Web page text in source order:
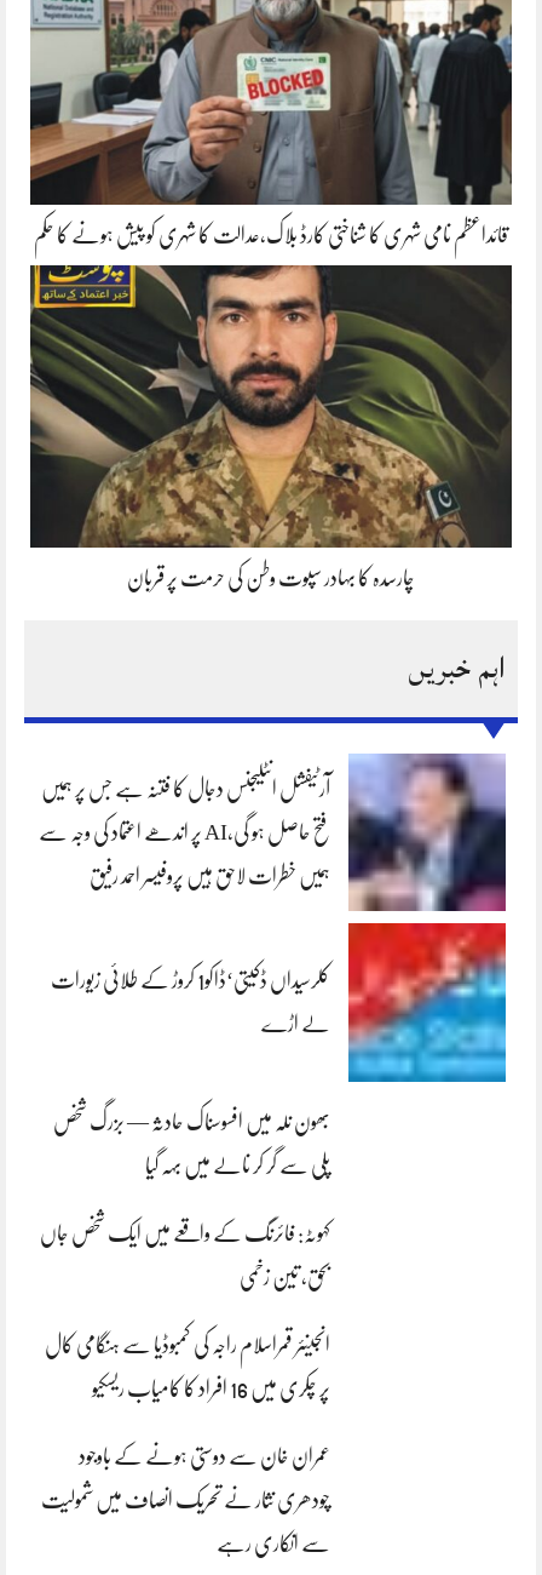
قائداعظم نامی شہری کا شناختی کارڈ بلاک،عدالت کا شہری کو پیش ہونے کا حکم
چارسدہ کا بہادر سپوت وطن کی حرمت پر قربان
اہم خبریں
آرٹیفشل انٹلیجنس دجال کا فتنہ ہے جس پر ہمیں
فتح حاصل ہو گی،AI پر اندھے اعتماد کی وجہ سے
ہمیں خطرات لاحق ہیں پروفیسر احمد رفیق
کلرسیداں ڈکیتی‘ڈاکو1 کروڑ کے طلائی زیورات
لے اڑے
بھون نلہ میں افسوسناک حادثہ — بزرگ شخص
پلی سے گر کر نالے میں بہہ گیا
کہوٹہ: فائرنگ کے واقعے میں ایک شخص جاں
بحق، تین زخمی
انجینئر قمراسلام راجہ کی کمبوڈیا سے ہنگامی کال
پر چکری میں 16 افراد کا کامیاب ریسکیو
عمران خان سے دوستی ہونے کے باوجود
چودھری نثار نے تحریک انصاف میں شمولیت
سے انکاری رہے